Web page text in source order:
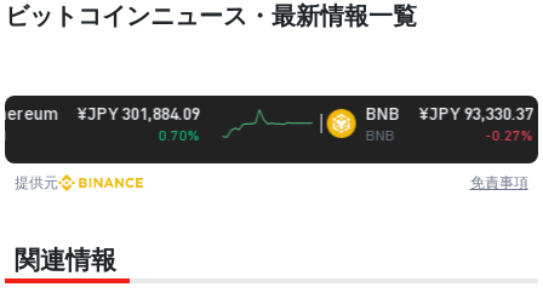
ビットコインニュース・最新情報一覧
¥JPY 301,884.09 BNB
BNB
¥JPY 93,330.37
-0.27%
提供元 免責事項
関連情報